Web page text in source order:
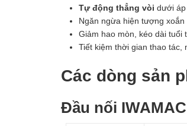
Tự động thẳng vòi dưới
Ngăn ngừa hiện tượng
Giảm hao mòn, kéo dài tuổi
Tiết kiệm thời gian thao tác,
Các dòng sản
Đầu nối